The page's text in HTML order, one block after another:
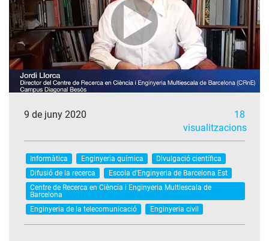
9 de juny 2020
18
visualitzacions
Informàtica Enginyeria química
Divulgació científica
Difusió de la recerca
Escola d'Enginyeria de Barcelona Est
Centre de Recerca en Ciència i Enginyeria Multiescala de
Barcelona
Enginyeria de la telecomunicació
Enginyeria civil